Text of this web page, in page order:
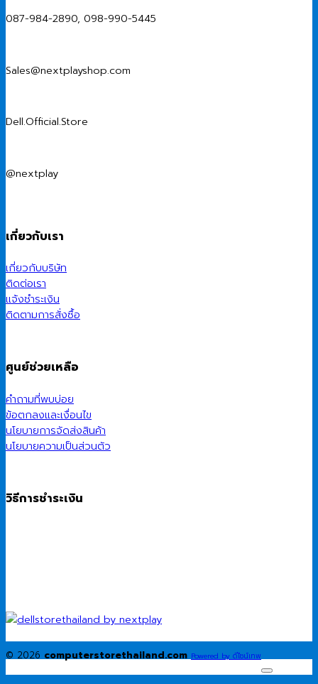
087-984-2890, 098-990-5445
Sales@nextplayshop.com
Dell.Official.Store
@nextplay
เกี่ยวกับเรา
เกี่ยวกับบริษัท
ติดต่อเรา
แจ้งชำระเงิน
ติดตามการสั่งซื้อ
ศูนย์ช่วยเหลือ
คำถามที่พบบ่อย
ข้อตกลงและเงื่อนไข
นโยบายการจัดส่งสินค้า
นโยบายความเป็นส่วนตัว
วิธีการชำระเงิน
© 2026 computerstorethailand.com Powered by ดีไซน์เทพ